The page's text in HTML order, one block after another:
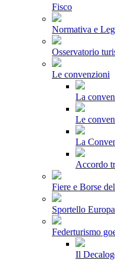
Fisco
Normativa e
Osservatorio
Le convenzioni
La
Le
La
Accordo
Fiere e Borse
Sportello Europa
Federturismo
Il